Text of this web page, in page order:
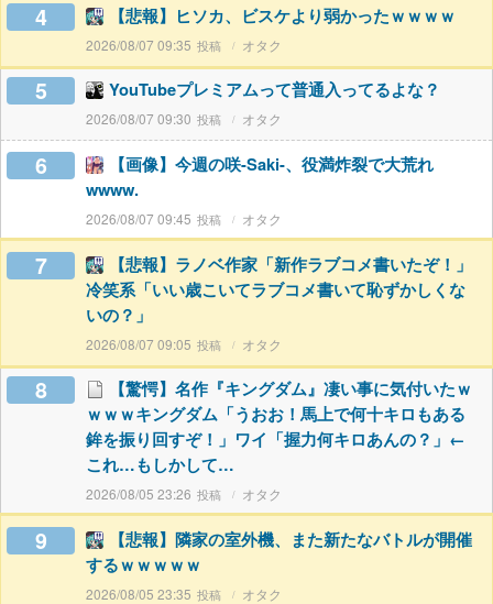
4 【悲報】ヒソカ、ビスケより弱かったｗｗｗｗ
2026/08/07 09:35 オタク
5 YouTubeプレミアムって普通入ってるよな？
2026/08/07 09:30 オタク
6
【画像】今週の咲-Saki-、役満炸裂で大荒れ
wwww.
2026/08/07 09:45 オタク
7
【悲報】ラノベ作家「新作ラブコメ書いたぞ！」
冷笑系「いい歳こいてラブコメ書いて恥ずかしくな
いの？」
2026/08/07 09:05 オタク
8
【驚愕】名作『キングダム』凄い事に気付いたｗ
ｗｗｗキングダム「うおお！馬上で何十キロもある
鉾を振り回すぞ！」ワイ「握力何キロあんの？」←
これ…もしかして…
2026/08/05 23:26 オタク
9
【悲報】隣家の室外機、また新たなバトルが開催
するｗｗｗｗｗ
2026/08/05 23:35 オタク